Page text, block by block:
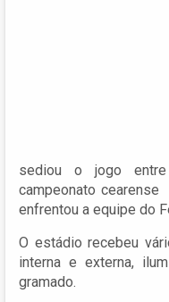
sediou o jogo
campeonato cearense
enfrentou a equipe do
O estádio recebeu
interna e externa,
gramado.